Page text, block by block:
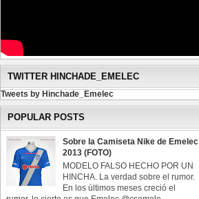
TWITTER HINCHADE_EMELEC
Tweets by Hinchade_Emelec
POPULAR POSTS
Sobre la Camiseta Nike de Emelec
2013 (FOTO)
MODELO FALSO HECHO POR UN
HINCHA. La verdad sobre el rumor.
En los últimos meses creció el